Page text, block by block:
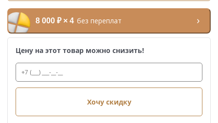
8 000 ₽ × 4 без переплат
Цену на этот товар можно снизить!
Хочу скидку